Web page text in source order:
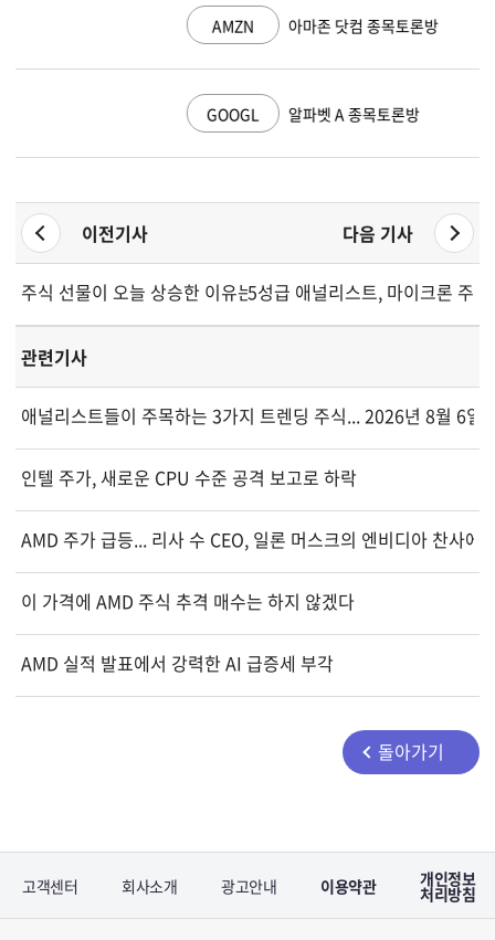
아마존 닷컴 종목토론방
알파벳 A 종목토론방
이전기사 다음 기사
주식 선물이 오늘 상승한 이유는... 2026년 6월 1일
5성급 애널리스트, 마이크론 주
관련기사
애널리스트들이 주목하는 3가지 트렌딩 주식... 2026년 8월 6일
인텔 주가, 새로운 CPU 수준 공격 보고로 하락
AMD 주가 급등... 리사 수 CEO, 일론 머스크의 엔비디아 찬사에
이 가격에 AMD 주식 추격 매수는 하지 않겠다
AMD 실적 발표에서 강력한 AI 급증세 부각
돌아가기
고객센터 회사소개 광고안내 이용약관 개인정보
처리방침